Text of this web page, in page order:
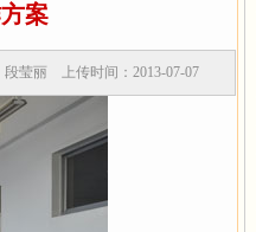
案
莹丽 上传时间：2013-07-07